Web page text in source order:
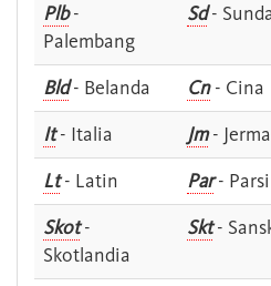
Plb-
Palembang
Sd-
Bld- Belanda Cn- Cina
It- Italia Jm-
Lt- Latin Par- Parsi
Skot-
Skotlandia
Skt-